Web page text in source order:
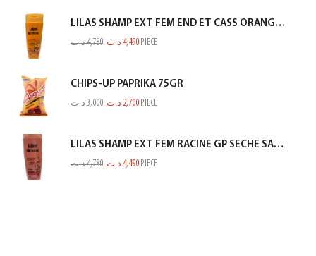
LILAS SHAMP EXT FEM END ET CASS ORANGE 350ML
4,780د.ت 4,490 د.ت PIECE
CHIPS-UP PAPRIKA 75GR
3,000د.ت 2,700 د.ت PIECE
LILAS SHAMP EXT FEM RACINE GP SECHE SAUMON 350ML
4,780د.ت 4,490 د.ت PIECE